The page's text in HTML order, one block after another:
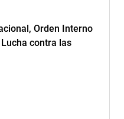
Orden Interno
contra las